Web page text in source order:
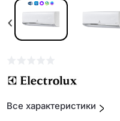
Все характеристики